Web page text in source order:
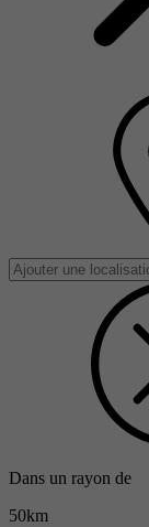
Dans un rayon de
50km